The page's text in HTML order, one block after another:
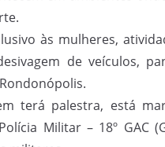
às mulheres,
de veículos,
terá palestra, está
Militar – 18º GAC